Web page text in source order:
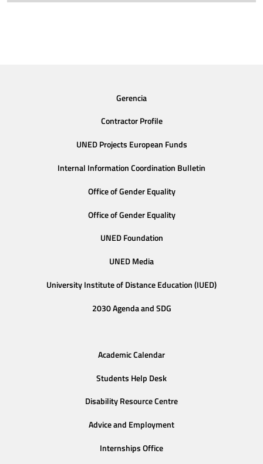
Gerencia
Contractor Profile
UNED Projects European Funds
Internal Information Coordination Bulletin
Office of Gender Equality
Office of Gender Equality
UNED Foundation
UNED Media
University Institute of Distance Education (IUED)
2030 Agenda and SDG
Academic Calendar
Students Help Desk
Disability Resource Centre
Advice and Employment
Internships Office